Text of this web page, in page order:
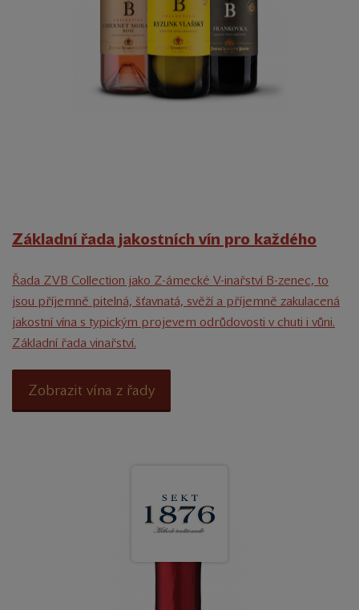
Základní řada jakostních vín pro každého
Řada ZVB Collection jako Z-ámecké V-inařství B-zenec, to
jsou příjemně pitelná, šťavnatá, svěží a příjemně zakulacená
jakostní vína s typickým projevem odrůdovosti v chuti i vůni.
Základní řada vinařství.
Zobrazit vína z řady